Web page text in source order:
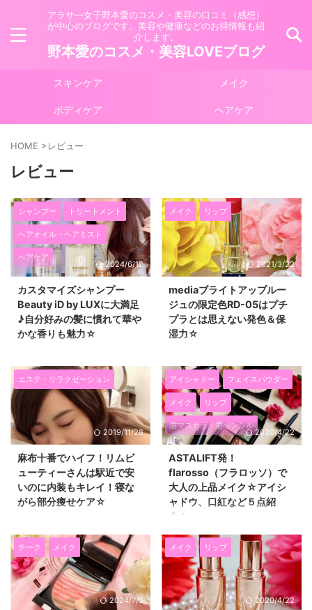
アラサ―女子野本愛のコスメ・美容の口コミ（感想）
が中心のブログです。美容や健康などのお得情報も紹
介します。
野本愛のコスメ・美容LOVEブログ
スキンケア メイク
ボディケア ヘアケア
HOME >レビュー
レビュー
シャンプー トリートメント
ヘアオイル・ヘアミスト
ヘアケア
2024/6/12
カスタマイズシャンプー
Beauty iD by LUXに大満足
♪自分好みの髪に慣れて華や
かな香りも魅力☆
るヘアケアを紹介します(*^▽^*)
新しいシャンプーを使ったら、
自分の髪がきしんでから見やすく
なったり、 頭皮汚れがスッキリ
落ちた感じがしなかったり、 自
分の髪と合わなかった！と思うこ
とありませんか？ 私は色々なヘ
アケアを試すのが好きなのです
が、 結構そういうことがあるん
ですよね。 あと、自分では満足
していても、 ヘアサロンに行く
髪に合ってないみたいですよ！」
といわれることもあります。 そ
ういう方に ...
メイク リップ
2021/3/22
mediaブライトアップルー
ジュの限定色RD-05はプチ
プラとは思えない発色＆保
湿力☆
の media（メディア）のブライト
アップルージュRD-05をいただ
きまして、 試してみたので紹介
したいと思います(^^)/ media は
カネボウさんから発売されている
だけあって、 価格は1,210円（税
込）なんですけど、 発色、潤い
ともにかなり優秀です！ 色もど
んなファッションにも合わせやす
いレッドなので、 これ一つある
とかなり便利♪ レベルの高いプチ
プラコスメです(*^▽^*) mediaブ
ライトアップルージュのレッド系
は全５種類♪RD-05はなじみも華
やかさもバランス ...
エステ・リラクゼーション
2019/11/28
麻布十番でハイフ！リムビ
ューティーさんは駅近で安
いのに内装もキレイ！寝な
がら部分痩せケア☆
ろにあるエステサロン リムビュ
ーティーさんで 「ハイフ40000
ショット」受けてきましたー
(*^▽^*) 部分痩せしたい 早く結
果を出したい という女性に大人
気のハイフ☆☆ ここのサロンは
アイシャドー フェイスパウダー
メイク リップ
眉マスカラ・眉ペンシル
2020/4/22
ASTALIFT発！
flarosso（フラロッソ）で
大人の上品メイク☆アイシ
ャドウ、口紅など５点紹
介！
最近試した、ASTALIFT（アスタ
リフト）発のコスメブランド
flarosso（フラロッソ）のコスメ
が 大人な美しさを手に入れるこ
とができてすごくよかったので、
ブログで紹介したいと思います
チーク メイク
2024/7/5
メイク リップ
2020/4/22